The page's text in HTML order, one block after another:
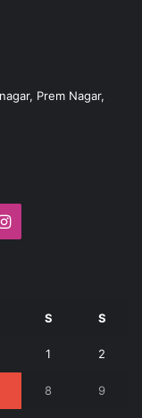
Prem Nagar,
Instagram
S S
1 2
8 9